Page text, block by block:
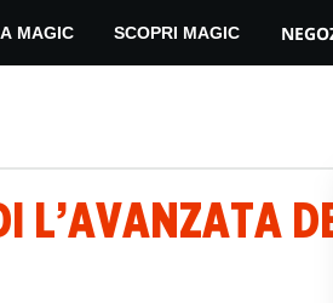
MAGIC SCOPRI MAGIC
L’AVANZATA